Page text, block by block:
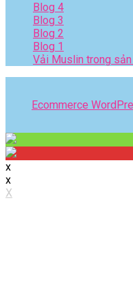
Blog 4
Blog 3
Blog 2
Blog 1
Vải Muslin trong
Ecommerce
x
x
X